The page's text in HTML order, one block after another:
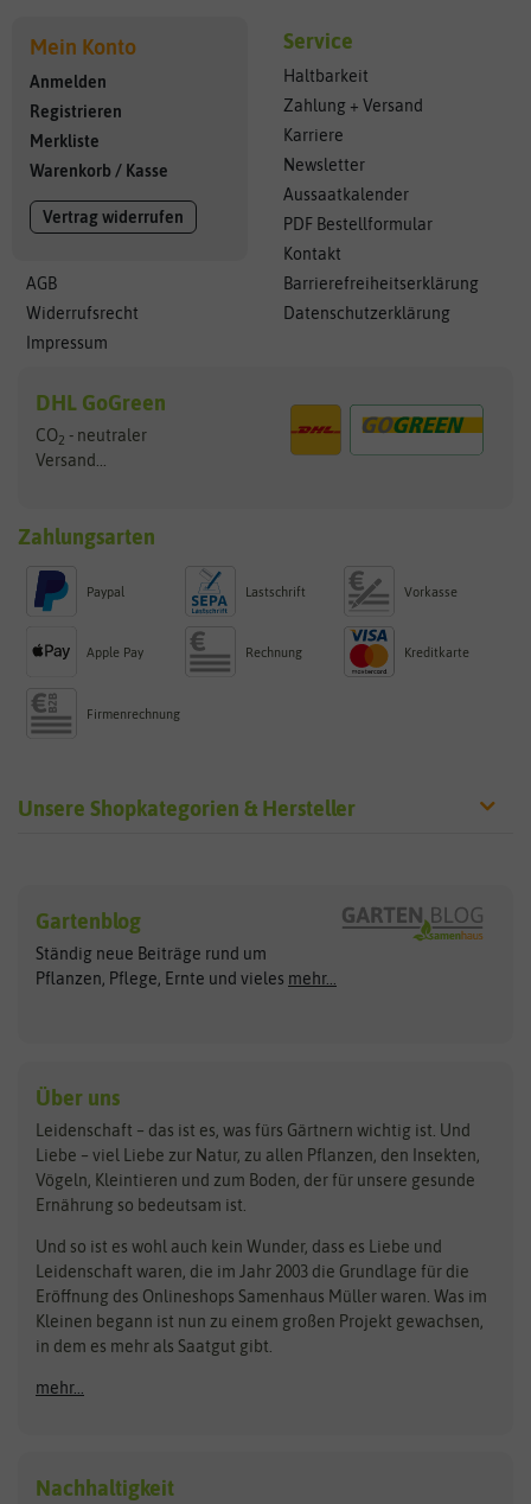
Mein Konto
Anmelden
Registrieren
Merkliste
Warenkorb / Kasse
Vertrag widerrufen
AGB
Widerrufsrecht
Impressum
Service
Haltbarkeit
Zahlung + Versand
Karriere
Newsletter
Aussaatkalender
PDF Bestellformular
Kontakt
Barrierefreiheitserklärung
Datenschutzerklärung
DHL GoGreen
CO2 - neutraler
Versand...
Zahlungsarten
Paypal Lastschrift Vorkasse
Apple Pay Rechnung Kreditkarte
Firmenrechnung
Unsere Shopkategorien & Hersteller
Exotische Samen
Gemüsesamen
Gründünger
Kräutersamen
Obstsamen
Pilzbrut
Rasensamen
Steckzwiebeln
Zimmer & Kübelpflanzen
Kataloge
Schnäppchen
Anzucht & Gartenzubehör
Anzuchtschalen
Heizmatte & Heizkabel
Arche Noah
ASB Greenworld
Benary
Bingenheimer Saatgut
Bionana
BIOWOL
Blumicorn
Bûten Birds
Carl Pabst
Clever Pots
COMPO
Dürr-Samen
Feldsaaten Freudenberger
Fertil
Flora Elite
Gartenblog
Ständig neue Beiträge rund um
Pflanzen, Pflege, Ernte und vieles mehr...
Über uns
Leidenschaft – das ist es, was fürs Gärtnern wichtig ist. Und
Liebe – viel Liebe zur Natur, zu allen Pflanzen, den Insekten,
Vögeln, Kleintieren und zum Boden, der für unsere gesunde
Ernährung so bedeutsam ist.
Und so ist es wohl auch kein Wunder, dass es Liebe und
Leidenschaft waren, die im Jahr 2003 die Grundlage für die
Eröffnung des Onlineshops Samenhaus Müller waren. Was im
Kleinen begann ist nun zu einem großen Projekt gewachsen,
in dem es mehr als Saatgut gibt.
mehr...
Nachhaltigkeit